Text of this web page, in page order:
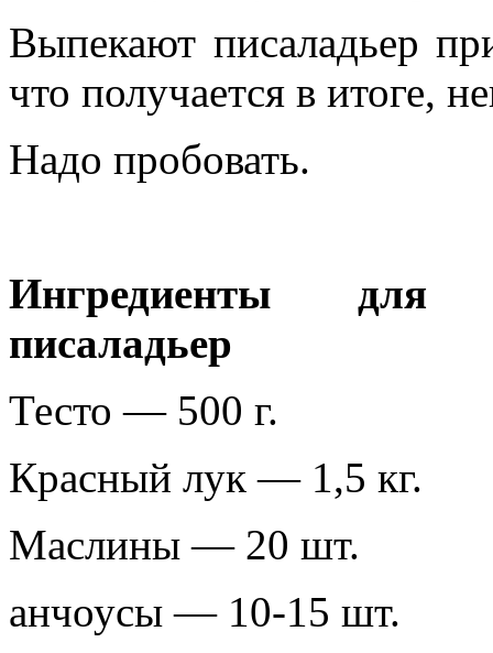
Выпекают писаладьер
что получается в итоге,
Надо пробовать.
Ингредиенты для
писаладьер
Тесто — 500 г.
Красный лук — 1,5 кг.
Маслины — 20 шт.
анчоусы — 10-15 шт.